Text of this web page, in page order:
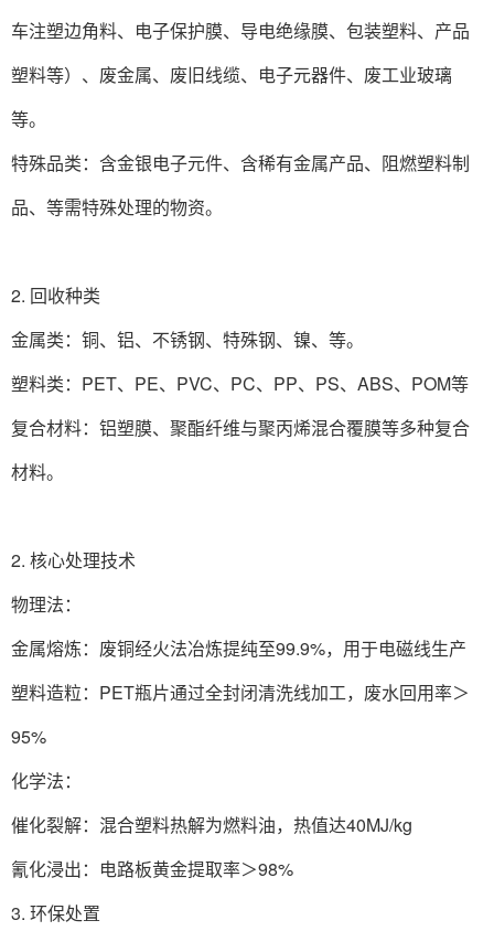
车注塑边角料、电子保护膜、导电绝缘膜、包装塑料、产品
塑料等）、废金属、废旧线缆、电子元器件、废工业玻璃
等‌。
特殊品类‌：含金银电子元件、含稀有金属产品、阻燃塑料制
品、等需特殊处理的物资‌。
2. 回收种类‌
金属类‌：铜、铝、不锈钢、特殊钢、镍、等。
塑料类：PET、PE、PVC、PC、PP、PS、ABS、POM等
复合材料‌：铝塑膜、聚酯纤维与聚丙烯混合覆膜等多种复合
材料。
2. 核心处理技术‌
物理法‌：
金属熔炼：废铜经火法冶炼提纯至99.9%，用于电磁线生产‌
塑料造粒：PET瓶片通过全封闭清洗线加工，废水回用率＞
95%‌
化学法‌：
催化裂解：混合塑料热解为燃料油，热值达40MJ/kg‌
氰化浸出：电路板黄金提取率＞98%‌
3. 环保处置‌